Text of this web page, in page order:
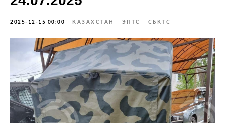
2025-12-15 00:00 КАЗАХСТАН ЭПТС СБКТС